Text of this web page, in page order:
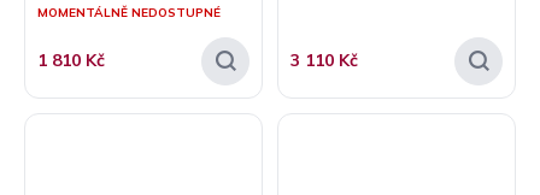
MOMENTÁLNĚ NEDOSTUPNÉ
1 810 Kč 3 110 Kč